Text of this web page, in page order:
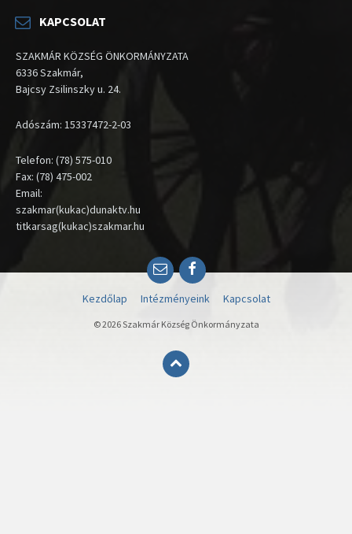
KAPCSOLAT
SZAKMÁR KÖZSÉG ÖNKORMÁNYZATA
6336 Szakmár,
Bajcsy Zsilinszky u. 24.
Adószám: 15337472-2-03
Telefon: (78) 575-010
Fax: (78) 475-002
Email:
szakmar(kukac)dunaktv.hu
titkarsag(kukac)szakmar.hu
EmailFacebook
Kezdőlap Intézményeink Kapcsolat
© 2026 Szakmár Község Önkormányzata